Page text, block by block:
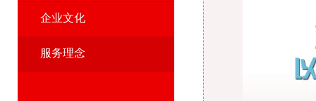
企业文化
服务理念